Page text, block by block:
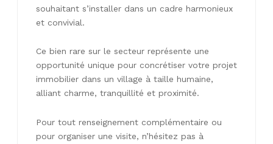
souhaitant s’installer dans un cadre harmonieux
et convivial.
Ce bien rare sur le secteur représente une
opportunité unique pour concrétiser votre projet
immobilier dans un village à taille humaine,
alliant charme, tranquillité et proximité.
Pour tout renseignement complémentaire ou
pour organiser une visite, n’hésitez pas à